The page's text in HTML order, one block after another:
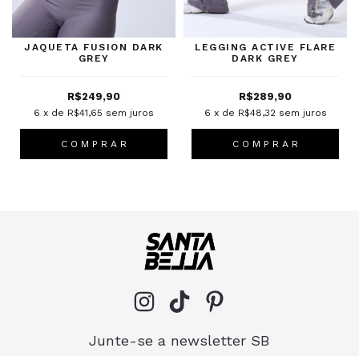
JAQUETA FUSION DARK
GREY
R$249,90
6 x de R$41,65 sem juros
C O M P R A R
LEGGING ACTIVE FLARE
DARK GREY
R$289,90
6 x de R$48,32 sem juros
C O M P R A R
Junte-se a newsletter SB